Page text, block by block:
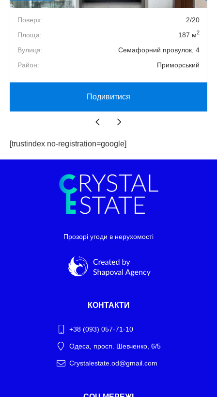
Поверх:
2/20
Площа:
187 м2
Вулиця:
Семафорний провулок, 4
Район:
Приморський
Подивитися
[trustindex no-registration=google]
Прозорі угоди в нерухомості
КОНТАКТИ
+38 (093) 057-71-10
Одеса, просп. Шевченко, 6/5
Crystalestate.od@gmail.com